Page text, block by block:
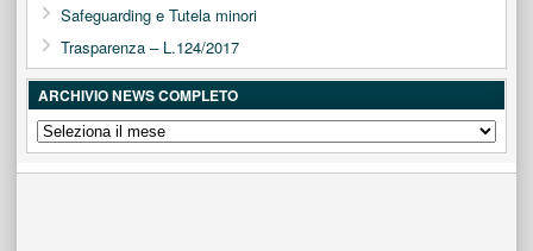
Safeguarding e Tutela minori
Trasparenza – L.124/2017
ARCHIVIO NEWS COMPLETO
ARCHIVIO
NEWS
COMPLETO